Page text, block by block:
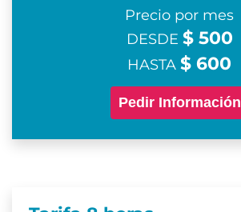
Precio por mes
DESDE $ 500
HASTA $ 600
Pedir Información